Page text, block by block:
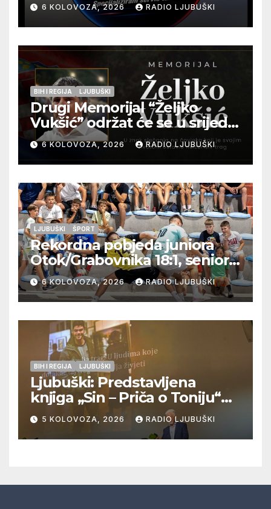
6 KOLOVOZA, 2026 RADIO LJUBUŠKI
BIH I REGIJA LJUBUŠKI
Drugi Memorijal “Željko
Vukšić” održat će se u srijedu
12. kolovoza u Otoku
6 KOLOVOZA, 2026 RADIO LJUBUŠKI
LJUBUŠKI ŠPORT
Rekordna pobjeda juniora
Otok/Grabovnika 18:1, seniori
Pregrađa u četvrtfinalu,
Veljaci i Cerno/Crnopod u
doigravanju, Grljevići završili
natjecanje
6 KOLOVOZA, 2026 RADIO LJUBUŠKI
BIH I REGIJA LJUBUŠKI
Ljubuški: Predstavljena
knjiga „Sin – Priča o Toniju“
dr. sc. Zdenka Hercega
5 KOLOVOZA, 2026 RADIO LJUBUŠKI